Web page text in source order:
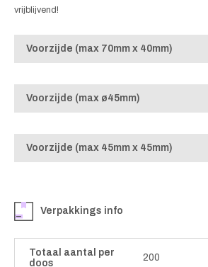
vrijblijvend!
Voorzijde (max 70mm x 40mm)
Voorzijde (max ø45mm)
Voorzijde (max 45mm x 45mm)
Verpakkings info
Totaal aantal per
doos
200